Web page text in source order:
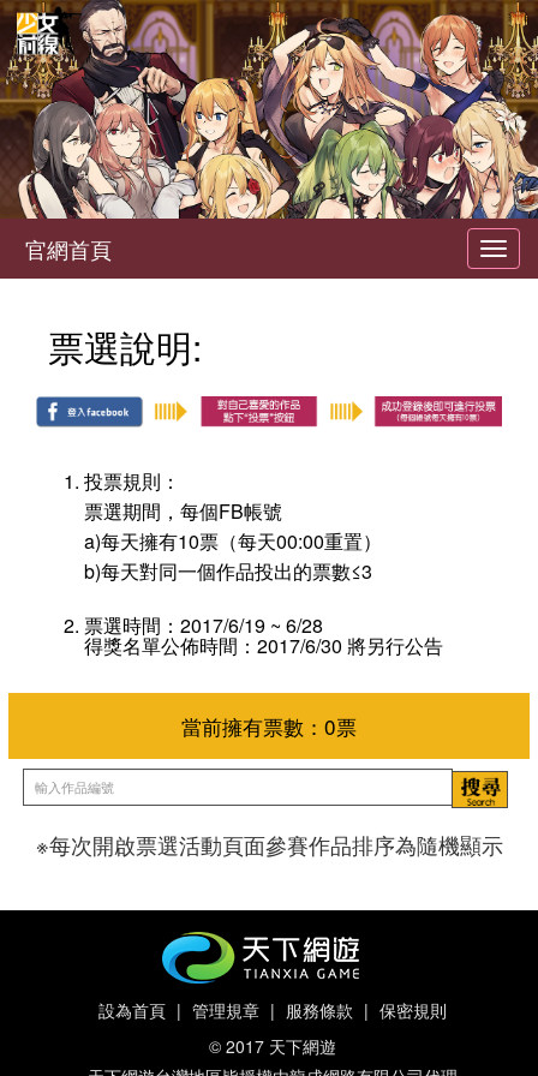
官網首頁
票選說明:
投票規則：
票選期間，每個FB帳號
a)每天擁有10票（每天00:00重置）
b)每天對同一個作品投出的票數≤3
票選時間：2017/6/19 ~ 6/28
得獎名單公佈時間：2017/6/30 將另行公告
當前擁有票數：
※每次開啟票選活動頁面參賽作品排序為隨機顯示
設為首頁 | 管理規章 | 服務條款 | 保密規則
© 2017 天下網遊